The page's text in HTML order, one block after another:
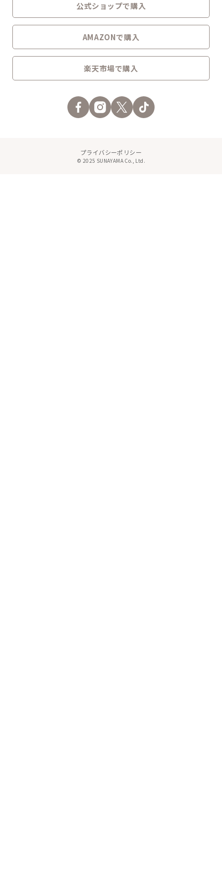
公式ショップで購入
AMAZONで購入
楽天市場で購入
© 2025 SUNAYAMA Co., Ltd.
プライバシーポリシー